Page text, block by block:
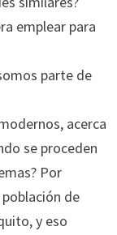
emplear para
parte de
acerca
se proceden
Por
de
y eso